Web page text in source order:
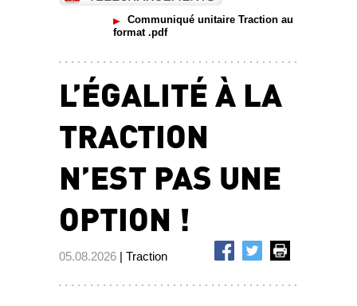
Communiqué unitaire Traction au
format .pdf
L’ÉGALITÉ À LA
TRACTION
N’EST PAS UNE
OPTION !
05.08.2026 | Traction